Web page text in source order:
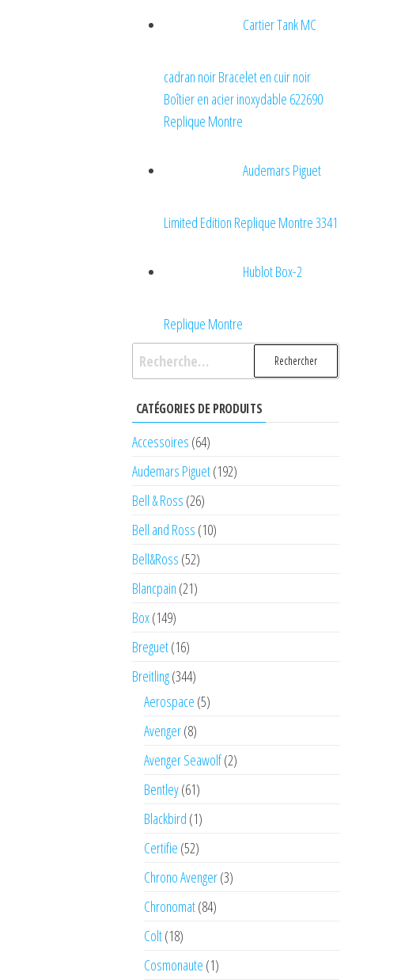
Cartier Tank MC
cadran noir Bracelet en cuir noir
Boîtier en acier inoxydable 622690
Replique Montre
Audemars Piguet
Limited Edition Replique Montre 3341
Hublot Box-2
Replique Montre
Rechercher :
CATÉGORIES DE PRODUITS
Accessoires (64)
Audemars Piguet(192)
Bell & Ross (26)
Bell and Ross (10)
Bell&Ross (52)
Blancpain (21)
Box(149)
Breguet(16)
Breitling(344)
Aerospace (5)
Avenger(8)
Avenger Seawolf(2)
Bentley(61)
Blackbird (1)
Certifie (52)
Chrono Avenger(3)
Chronomat(84)
Colt(18)
Cosmonaute (1)